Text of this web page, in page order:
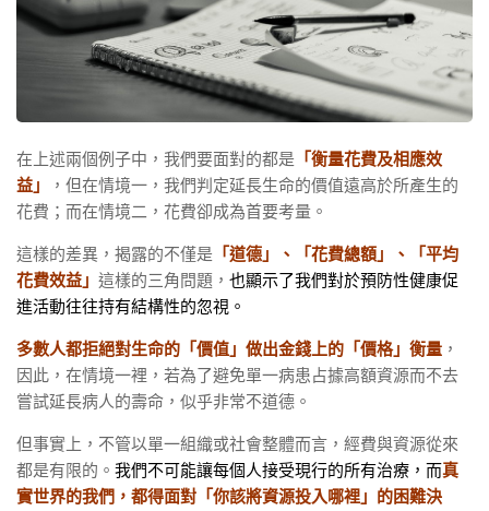
在上述兩個例子中，我們要面對的都是 「衡量花費及相應效
益」
，但在情境一，我們判定延長生命的價值遠高於所產生的
花費；而在情境二，花費卻成為首要考量。
這樣的差異，揭露的不僅是 「道德」、「花費總額」、「平均
花費效益」 這樣的三角問題， 也顯示了我們對於預防性健康促
進活動往往持有結構性的忽視。
多數人都拒絕對生命的「價值」做出金錢上的「價格」衡量 ，
因此，在情境一裡，若為了避免單一病患占據高額資源而不去
嘗試延長病人的壽命，似乎非常不道德。
但事實上，不管以單一組織或社會整體而言，經費與資源從來
都是有限的。 我們不可能讓每個人接受現行的所有治療，而真
實世界的我們，都得面對「你該將資源投入哪裡」的困難決